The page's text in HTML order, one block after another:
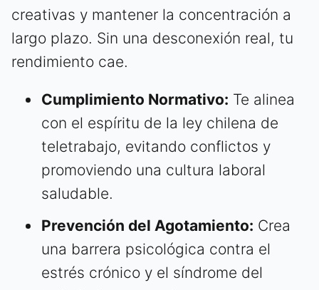
creativas y mantener la concentración a
largo plazo. Sin una desconexión real, tu
rendimiento cae.
Cumplimiento Normativo: Te alinea
con el espíritu de la ley chilena de
teletrabajo, evitando conflictos y
promoviendo una cultura laboral
saludable.
Prevención del Agotamiento: Crea
una barrera psicológica contra el
estrés crónico y el síndrome del